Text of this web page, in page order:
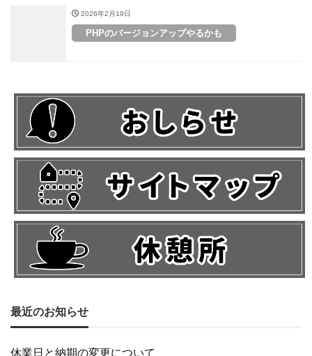
2026年2月19日
PHPのバージョンアップやるかも
最近のお知らせ
休業日と納期の変更について